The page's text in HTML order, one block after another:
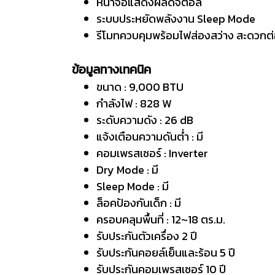
ระบบประหยัดพลังงาน Sleep Mode
รีโมทควบคุมพร้อมไฟส่องสว่าง สะดวกต่
ข้อมูลทางเทคนิค
ขนาด : 9,000 BTU
กำลังไฟ : 828 W
ระดับความดัง : 26 dB
แจ้งเตือนความดันต่ำ : มี
คอมเพรสเซอร์ : Inverter
Dry Mode : มี
Sleep Mode : มี
ล็อคป้องกันเด็ก : มี
ครอบคลุมพื้นที่ : 12~18 ตร.ม.
รับประกันตัวเครื่อง 2 ปี
รับประกันคอยล์เย็นและร้อน 5 ปี
รับประกันคอมเพรสเซอร์ 10 ปี